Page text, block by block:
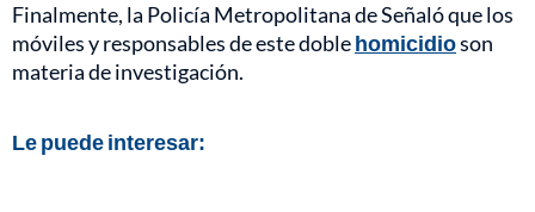
Finalmente, la Policía Metropolitana de Señaló que los
móviles y responsables de este doblehomicidioson
materia de investigación.
Le puede interesar: